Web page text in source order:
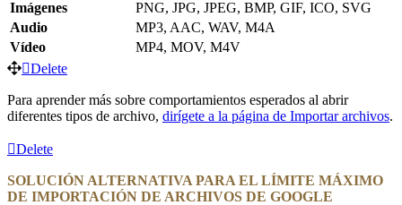
Imágenes
PNG, JPG, JPEG, BMP, GIF, ICO, SVG
Audio
MP3, AAC, WAV, M4A
Vídeo
MP4, MOV, M4V
Delete
Para aprender más sobre comportamientos esperados al abrir
diferentes tipos de archivo, dirígete a la página de Importar archivos.
Delete
SOLUCIÓN ALTERNATIVA PARA EL LÍMITE MÁXIMO
DE IMPORTACIÓN DE ARCHIVOS DE GOOGLE